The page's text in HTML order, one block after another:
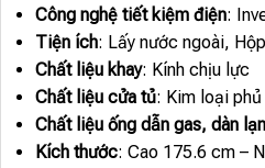
Công nghệ tiết kiệm điện:
Tiện ích: Lấy nước ngoài,
Chất liệu khay: Kính chịu lực
Chất liệu cửa tủ: Kim loại phủ
Chất liệu ống dẫn gas, dàn
Kích thước: Cao 175.6 cm –